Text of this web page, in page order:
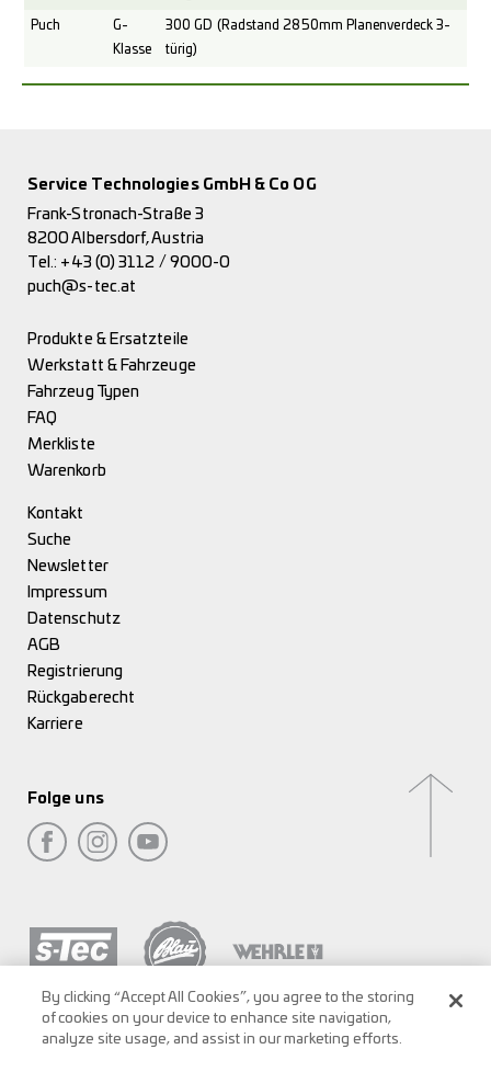
Puch
G-
Klasse
300 GD (Radstand 2850mm Planenverdeck 3-
türig)
Service Technologies GmbH & Co OG
Frank-Stronach-Straße 3
8200 Albersdorf, Austria
Tel.: +43 (0) 3112 / 9000-0
puch@s-tec.at
Produkte & Ersatzteile
Werkstatt & Fahrzeuge
Fahrzeug Typen
FAQ
Merkliste
Warenkorb
Kontakt
Suche
Newsletter
Impressum
Datenschutz
AGB
Registrierung
Rückgaberecht
Karriere
Folge uns
By clicking “Accept All Cookies”, you agree to the storing
of cookies on your device to enhance site navigation,
analyze site usage, and assist in our marketing efforts.